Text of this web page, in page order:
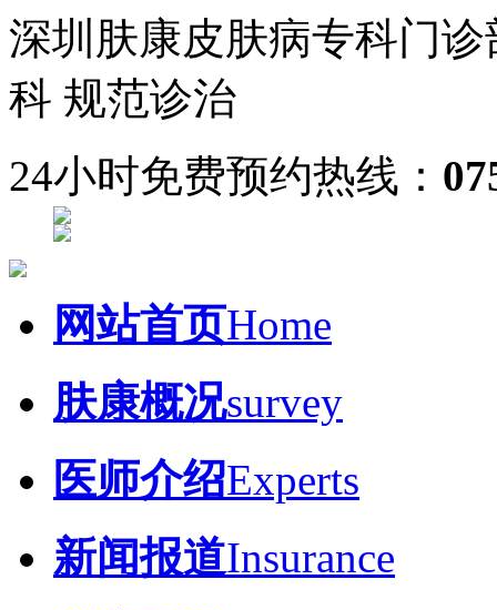
深圳肤康皮肤病专科门诊
科 规范诊治
24小时免费预约热线：
网站首页Home
肤康概况survey
医师介绍Experts
新闻报道Insurance